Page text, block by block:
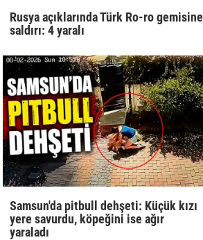
Rusya açıklarında Türk Ro-ro gemisine
saldırı: 4 yaralı
Samsun'da pitbull dehşeti: Küçük kızı
yere savurdu, köpeğini ise ağır
yaraladı